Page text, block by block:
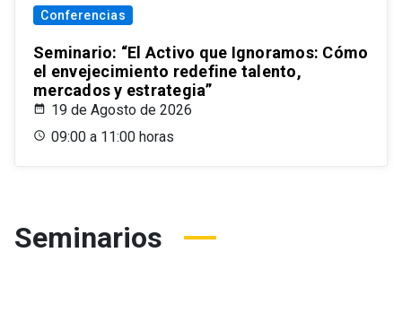
Conferencias
Seminario: “El Activo que Ignoramos: Cómo
el envejecimiento redefine talento,
mercados y estrategia”
19 de Agosto de 2026
09:00 a 11:00 horas
Seminarios